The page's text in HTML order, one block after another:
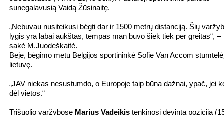
sunegalavusią Vaidą Žūsinaitę.
„Nebuvau nusiteikusi bėgti dar ir 1500 metrų distanciją. Šių
lygis yra labai aukštas, tempas man buvo šiek tiek per greitas“, –
sakė M.Juodeškaitė.
Beje, bėgimo metu Belgijos sportininkė Sofie Van Accom
lietuvę.
„JAV niekas nesustumdo, o Europoje taip būna dažnai, ypač, jei
dėl vietos.“
Trišuolio varžybose Marius Vadeikis tenkinosi devinta pozicija